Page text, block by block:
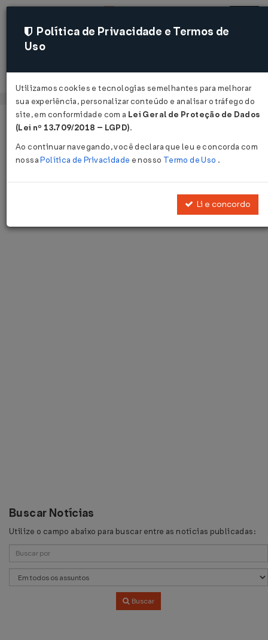
Acessar
Página Inicial Notícias
Notícias
Disponibilizamos as últimas notícias e destaques publicadas pelo
Buscar Notícias
Utilize o campo abaixo para buscar entre as notícias publicadas:
Buscar
Política de Privacidade e Termos de
Uso
Utilizamos cookies e tecnologias semelhantes para melhorar
sua experiência, personalizar conteúdo e analisar o tráfego do
site, em conformidade com a Lei Geral de Proteção de Dados
(Lei nº 13.709/2018 – LGPD).
Ao continuar navegando, você declara que leu e concorda com
nossaPolítica de Privacidade e nosso Termo de Uso .
Li e concordo